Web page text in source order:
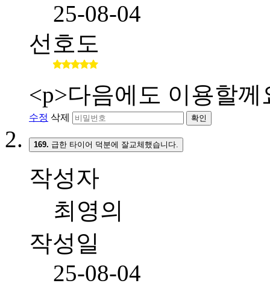
25-08-04
선호도
<p>다음에도 이용할께
수정 삭제 확인
169. 급한 타이어 덕분에 잘교체했습니다.
작성자
최영의
작성일
25-08-04